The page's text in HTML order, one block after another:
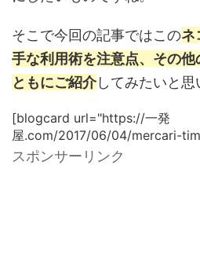
そこで今回の記事ではこのネ
手な利用術を注意点、その他
ともにご紹介してみたいと思
[blogcard url="https://一発
屋.com/2017/06/04/mercari-
スポンサーリンク